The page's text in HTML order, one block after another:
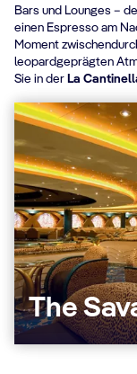
Bars und Lounges –
einen Espresso am
Moment
leopardgeprägten
Sie in der La
The